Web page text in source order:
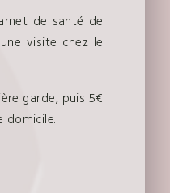
de santé de
visite chez le
garde, puis 5€
domicile.